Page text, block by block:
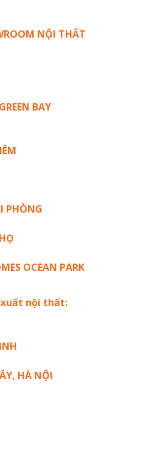
NỘI THẤT
BAY
PHÒNG
OCEAN PARK
xuất nội thất:
HÀ NỘI